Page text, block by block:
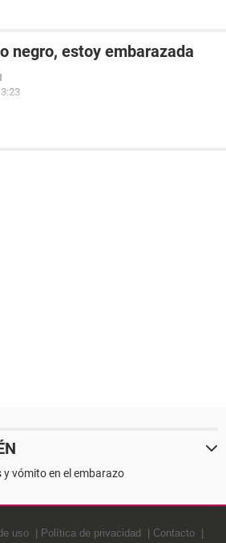
negro, estoy embarazada
vómito en el embarazo
uso Política de privacidad Contacto